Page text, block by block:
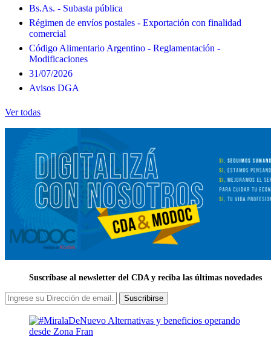
Bs.As. - Subasta pública
Régimen de envíos postales - Exportación con finalidad
comercial
Código Alimentario Argentino - Reglamentación -
Modificaciones
31/07/2026
Avisos DGA
Ver todas
Suscríbase al newsletter del CDA y reciba las últimas novedades
Suscribirse